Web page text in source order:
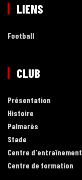
LIENS
Football
CLUB
Présentation
Histoire
Palmarès
Stade
Centre d'entraînement
Centre de formation